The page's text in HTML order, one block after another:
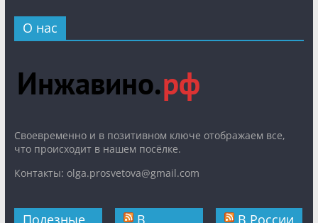
О нас
Cвоевременно и в позитивном ключе отображаем все,
что происходит в нашем посёлке.
Контакты: olga.prosvetova@gmail.com